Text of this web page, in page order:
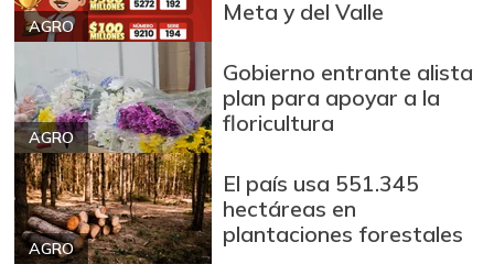
AGRO
Meta y del Valle
AGRO
Gobierno entrante alista
plan para apoyar a la
floricultura
AGRO
El país usa 551.345
hectáreas en
plantaciones forestales